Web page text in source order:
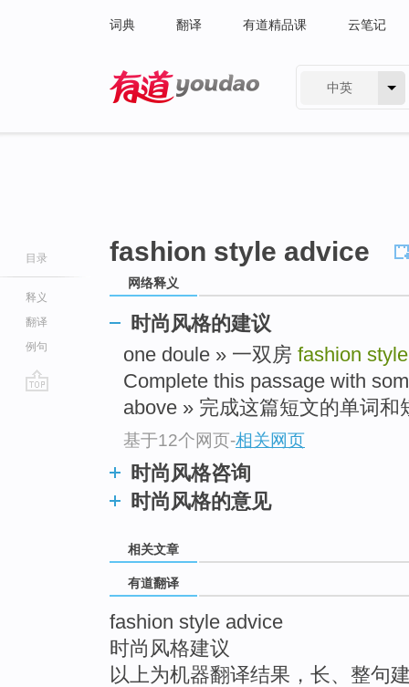
词典 翻译 有道精品课 云笔记
中英
目录
释义
翻译
例句
fashion style advice
网络释义
时尚风格的建议
one doule » 一双房 fashion
Complete this passage with
above » 完成这篇短文的单词和
基于12个网页-相关网页
时尚风格咨询
时尚风格的意见
相关文章
有道翻译
fashion style advice
时尚风格建议
以上为机器翻译结果，长、整句